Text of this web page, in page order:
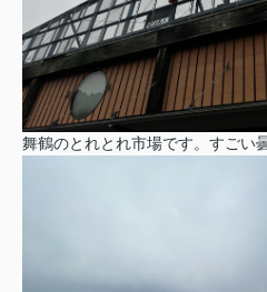
舞鶴のとれとれ市場です。すごい